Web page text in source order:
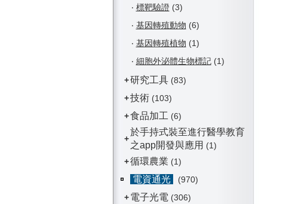
‧ 標靶驗證(3)
‧ 基因轉殖動物 (6)
‧ 基因轉殖植物 (1)
‧ 細胞外泌體生物標記(1)
+研究工具(83)
+技術(103)
+食品加工 (6)
+
於手持式裝至進行醫學教育
之app開發與應用 (1)
+循環農業 (1)
電資通光
(970)
+ 電子光電 (306)